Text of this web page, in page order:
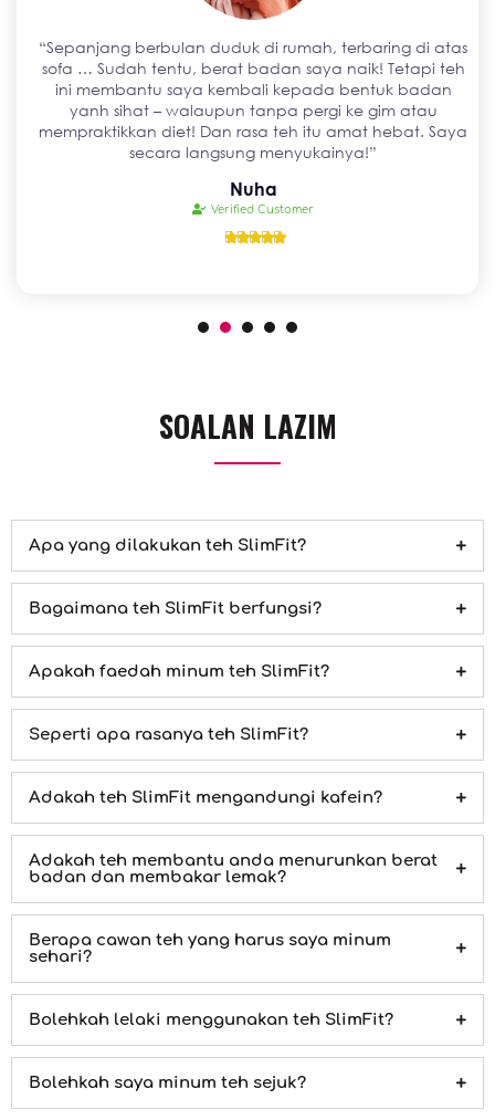
“Sepanjang berbulan duduk di rumah, terbaring di atas
sofa … Sudah tentu, berat badan saya naik! Tetapi teh
ini membantu saya kembali kepada bentuk badan
yanh sihat – walaupun tanpa pergi ke gim atau
mempraktikkan diet! Dan rasa teh itu amat hebat. Saya
secara langsung menyukainya!”
Nuha
Verified Customer
    
SOALAN LAZIM
Apa yang dilakukan teh SlimFit?
Bagaimana teh SlimFit berfungsi?
Apakah faedah minum teh SlimFit?
Seperti apa rasanya teh SlimFit?
Adakah teh SlimFit mengandungi kafein?
Adakah teh membantu anda menurunkan berat
badan dan membakar lemak?
Berapa cawan teh yang harus saya minum
sehari?
Bolehkah lelaki menggunakan teh SlimFit?
Bolehkah saya minum teh sejuk?